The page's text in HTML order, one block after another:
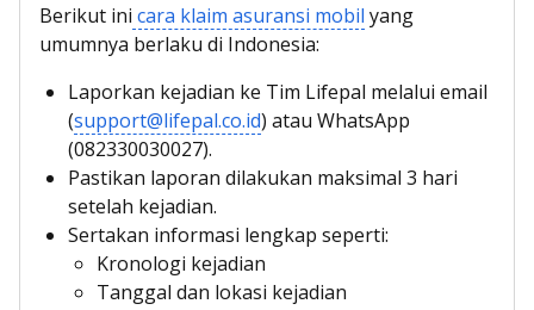
Berikut ini cara klaim asuransi mobil yang
umumnya berlaku di Indonesia:
Laporkan kejadian ke Tim Lifepal melalui email
(support@lifepal.co.id) atau WhatsApp
(082330030027).
Pastikan laporan dilakukan maksimal 3 hari
setelah kejadian.
Sertakan informasi lengkap seperti:
Kronologi kejadian
Tanggal dan lokasi kejadian